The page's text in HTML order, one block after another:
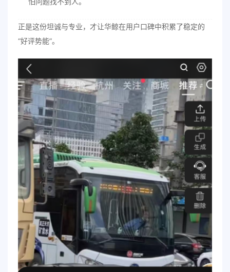
正是这份坦诚与专业，才让华鲸在用户口碑中积累了稳定的
“好评势能”。